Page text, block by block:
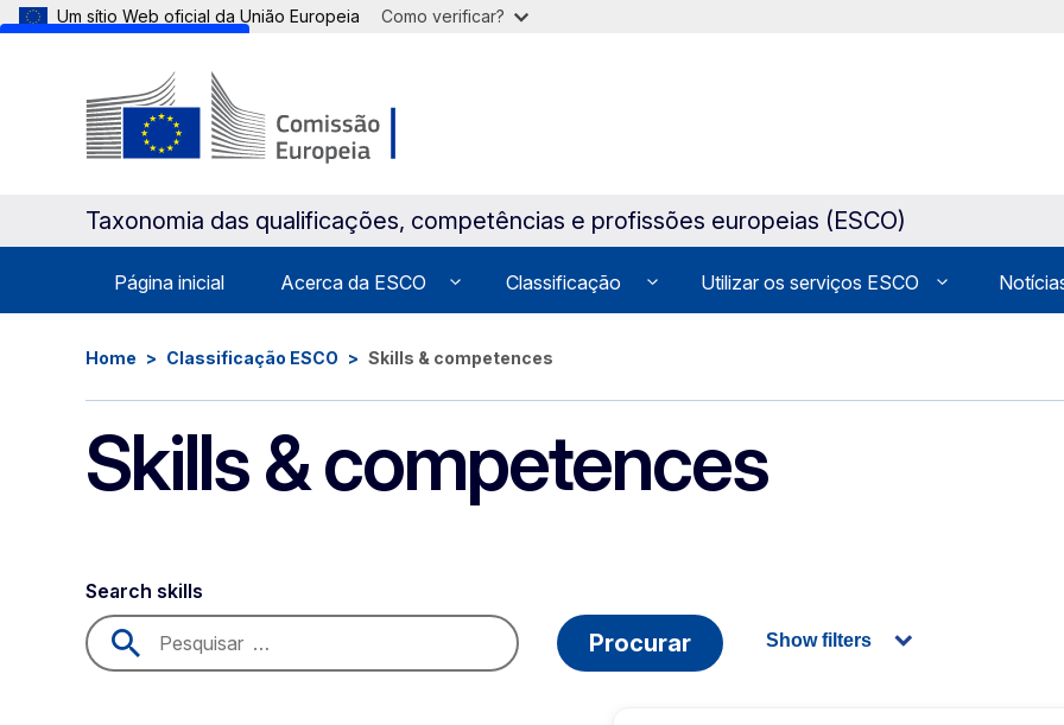
Um sítio Web oficial da União Europeia Como verificar?
Taxonomia das qualificações, competências e profissões europeias (ESCO)
Página inicial Acerca da ESCO Classificação Utilizar os serviços ESCO
Home Classificação ESCO Skills & competences
Skills & competences
Search skills
Procurar Show filters